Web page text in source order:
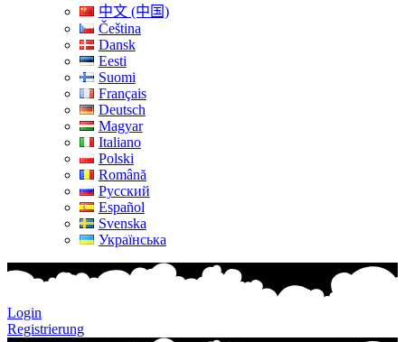
中文 (中国)
Čeština
Dansk
Eesti
Suomi
Français
Deutsch
Magyar
Italiano
Polski
Română
Русский
Español
Svenska
Українська
Login
Registrierung